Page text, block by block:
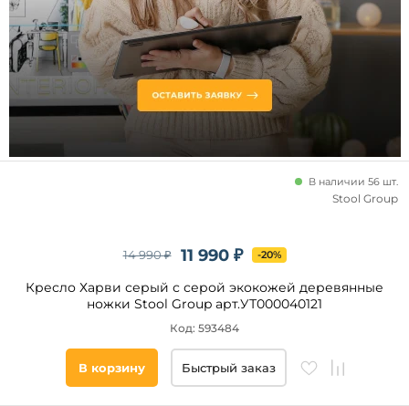
Россия
Китай
Испания
Индонезия
Беларусь
Все
фильтры
Подобрать
товары
11 990 ₽
14 990 ₽ -20%
Кресло Харви серый с серой экокожей деревянные
ножки Stool Group арт.УТ000040121
В наличии 56 шт.
Код: 593484
Stool Group
В корзину Быстрый заказ